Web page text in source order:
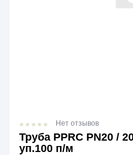
Труба PPRC PN20 /
уп.100 п/м
Нет отзывов